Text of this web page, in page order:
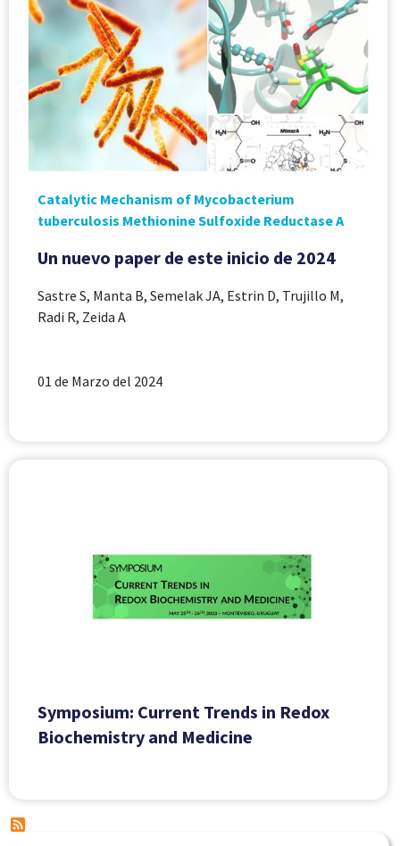
Catalytic Mechanism of Mycobacterium
tuberculosis Methionine Sulfoxide Reductase A
Un nuevo paper de este inicio de 2024
Sastre S, Manta B, Semelak JA, Estrin D, Trujillo M,
Radi R, Zeida A
01 de Marzo del 2024
Symposium: Current Trends in Redox
Biochemistry and Medicine